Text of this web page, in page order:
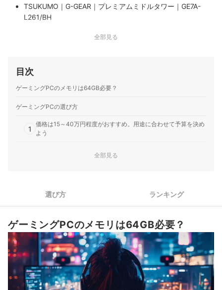
TSUKUMO｜G-GEAR｜プレミアムミドルタワー｜GE7A-
L261/BH
全部見る
目次
ゲーミングPCのメモリは64GB必要？
ゲーミングPCの選び方
1
価格は15～40万円程度がおすすめ。用途に合わせて予算を決め
よう
つゲーミングPCを選ぼう
4
5
メーカーごとの特徴を解説。見落としがちな保証期間もチェッ
ク
メモリ64GBのゲーミングPC全39商品おすすめ人気ランキング
売れ筋の人気メモリ64GBのゲーミングPC全39商品を徹底比較！
全部見る
選び方 ランキング
ゲーミングPCのメモリは64GB必要？